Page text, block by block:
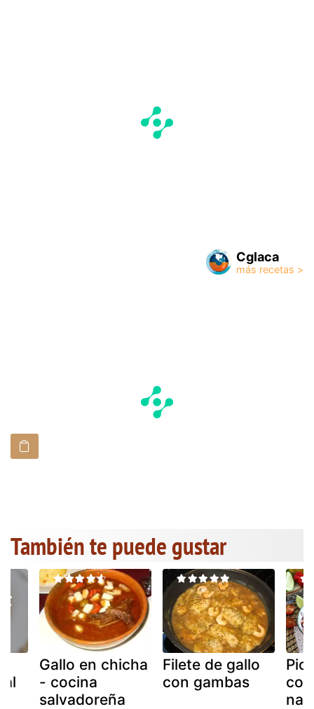
Cglaca
También te puede gustar
Gallo en chicha
- cocina
salvadoreña
Filete de gallo
con gambas